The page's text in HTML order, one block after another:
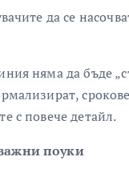
да се
няма да бъде
с повече детайл.
поуки